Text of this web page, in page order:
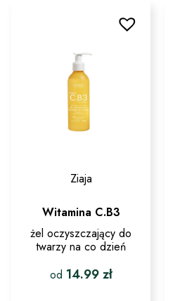
Ziaja
Witamina C.B3
żel oczyszczający do
twarzy na co dzień
od 14.99zł